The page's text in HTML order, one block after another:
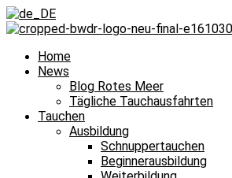
Home
News
Blog Rotes Meer
Tägliche Tauchausfahrten
Tauchen
Ausbildung
Schnuppertauchen
Beginnerausbildung